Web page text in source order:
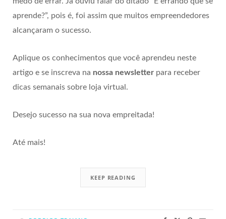
aprende?”, pois é, foi assim que muitos empreendedores
alcançaram o sucesso.
Aplique os conhecimentos que você aprendeu neste
artigo e se inscreva na nossa newsletter para receber
dicas semanais sobre loja virtual.
Desejo sucesso na sua nova empreitada!
Até mais!
KEEP READING